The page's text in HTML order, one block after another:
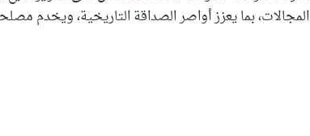
المجالات، بما يعزز أواصر الصداقة التاريخية، ويخدم